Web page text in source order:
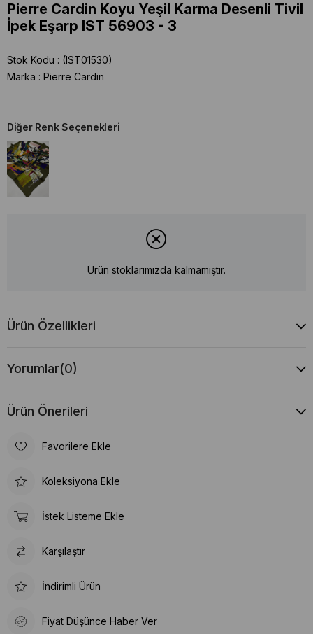
Pierre Cardin Koyu Yeşil Karma Desenli Tivil
İpek Eşarp IST 56903 - 3
Stok Kodu
(IST01530)
Marka : Pierre Cardin
Diğer Renk Seçenekleri
Ürün stoklarımızda kalmamıştır.
Ürün Özellikleri
Yorumlar(0)
Ürün Önerileri
Favorilere Ekle
Koleksiyona Ekle
İstek Listeme Ekle
Karşılaştır
İndirimli Ürün
Fiyat Düşünce Haber Ver